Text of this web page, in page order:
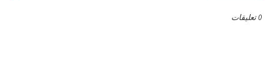
0 تعليقات